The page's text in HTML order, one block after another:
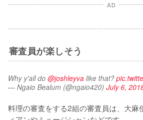
AD
審査員が楽しそう
Why y'all do @joshleyva like that?
— Ngaio Bealum (@ngaio420) July 6,
料理の審査をする2組の審査員は、大麻